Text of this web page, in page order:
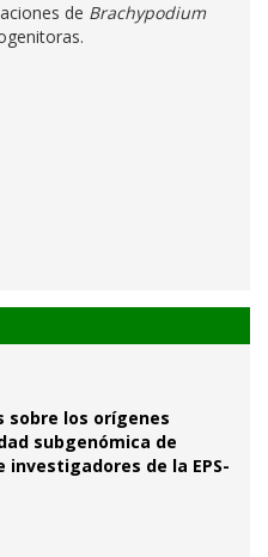
de Brachypodium
sobre los orígenes
subgenómica de
de la EPS-